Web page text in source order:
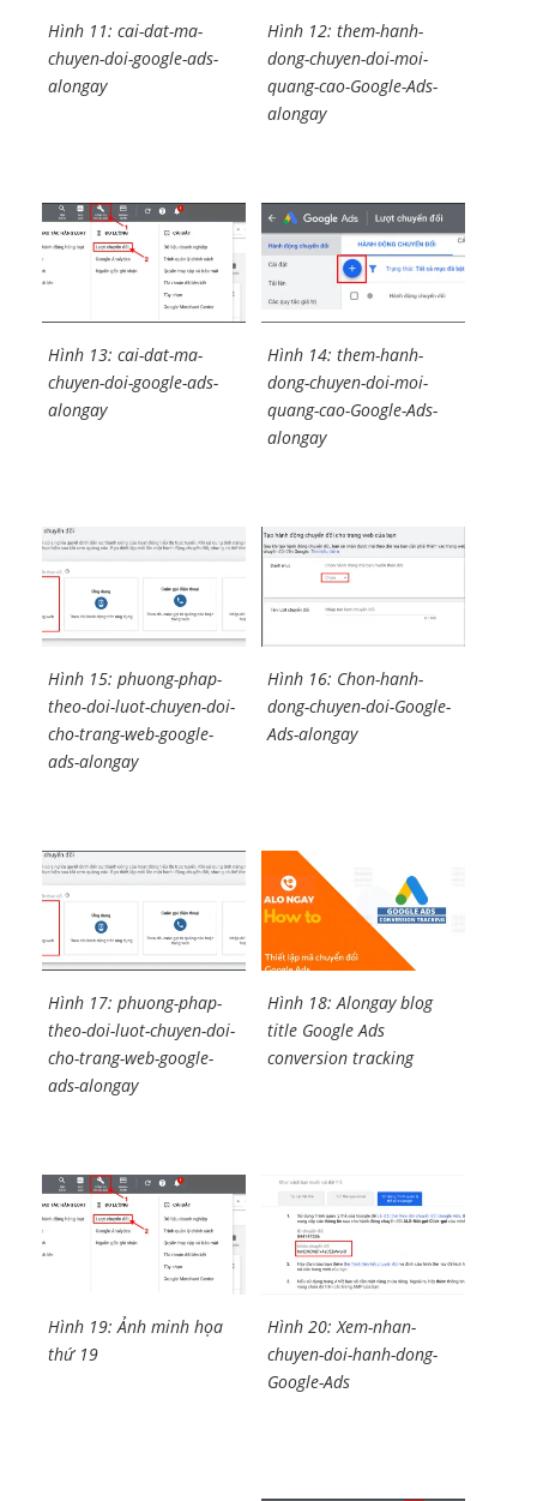
Hình 11: cai-dat-ma-
chuyen-doi-google-ads-
alongay
Hình 12: them-hanh-
dong-chuyen-doi-moi-
quang-cao-Google-Ads-
alongay
Hình 13: cai-dat-ma-
chuyen-doi-google-ads-
alongay
Hình 14: them-hanh-
dong-chuyen-doi-moi-
quang-cao-Google-Ads-
alongay
Hình 15: phuong-phap-
theo-doi-luot-chuyen-doi-
cho-trang-web-google-
ads-alongay
Hình 16: Chon-hanh-
dong-chuyen-doi-Google-
Ads-alongay
Hình 17: phuong-phap-
theo-doi-luot-chuyen-doi-
cho-trang-web-google-
ads-alongay
Hình 18: Alongay blog
title Google Ads
conversion tracking
Hình 19: Ảnh minh họa
thứ 19
Hình 20: Xem-nhan-
chuyen-doi-hanh-dong-
Google-Ads